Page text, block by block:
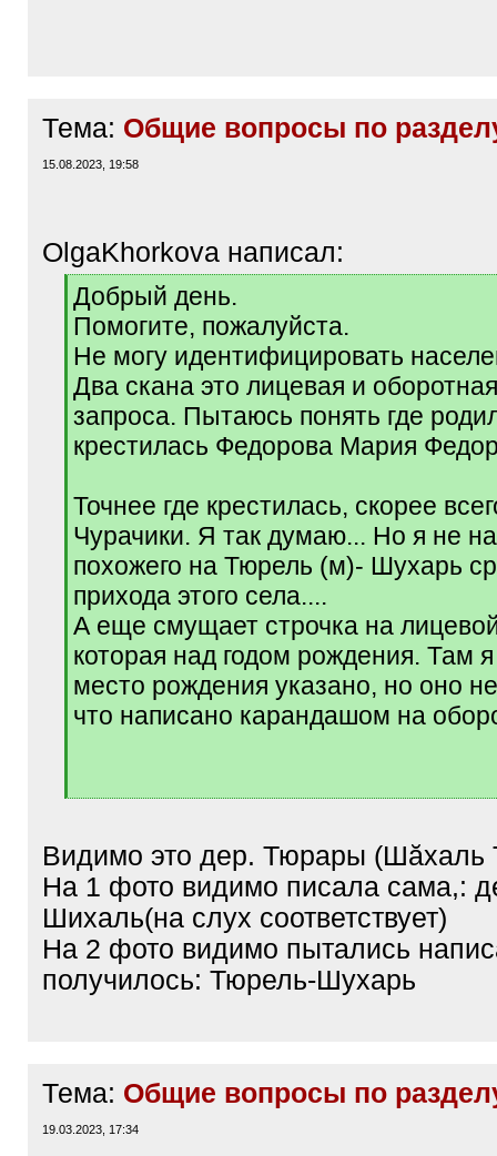
Тема: Общие вопросы по
15.08.2023, 19:58
OlgaKhorkova написал:
q
Добрый день.
Помогите, пожалуйста.
Не могу идентифицировать
Два скана это лицевая и
запроса. Пытаюсь понять где
крестилась Федорова Мария
Точнее где крестилась, скорее
Чурачики. Я так думаю... Но я не
похожего на Тюрель (м)- Шухарь
прихода этого села....
А еще смущает строчка на
которая над годом рождения. Там
место рождения указано, но оно
что написано карандашом на
[
]
Видимо это дер. Тюрары (Шӑхаль
На 1 фото видимо писала сама,:
Шихаль(на слух соответствует)
На 2 фото видимо пытались
получилось: Тюрель-Шухарь
Тема: Общие вопросы по
19.03.2023, 17:34